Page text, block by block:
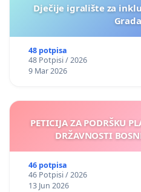
Dječije igralište za inkluziju, igralište
48 potpisa
48 Potpisi / 2026
9 Mar 2026
PETICIJA ZA PODRŠKU
DRŽAVNOSTI
46 potpisa
46 Potpisi / 2026
13 Jun 2026